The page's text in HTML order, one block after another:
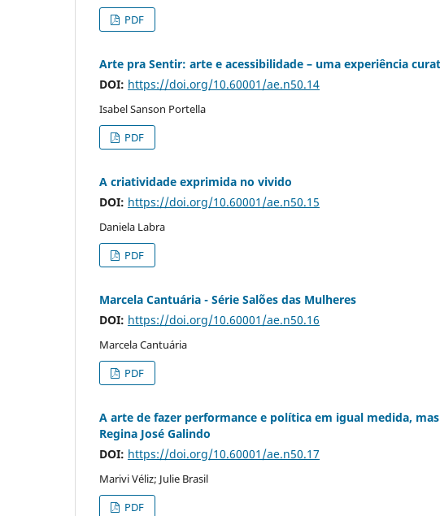
PDF
Arte pra Sentir: arte e acessibilidade – uma experiência
DOI: https://doi.org/10.60001/ae.n50.14
Isabel Sanson Portella
PDF
A criatividade exprimida no vivido
DOI: https://doi.org/10.60001/ae.n50.15
Daniela Labra
PDF
Marcela Cantuária - Série Salões das Mulheres
DOI: https://doi.org/10.60001/ae.n50.16
Marcela Cantuária
PDF
A arte de fazer performance e política em igual medida,
Regina José Galindo
DOI: https://doi.org/10.60001/ae.n50.17
Marivi Véliz; Julie Brasil
PDF